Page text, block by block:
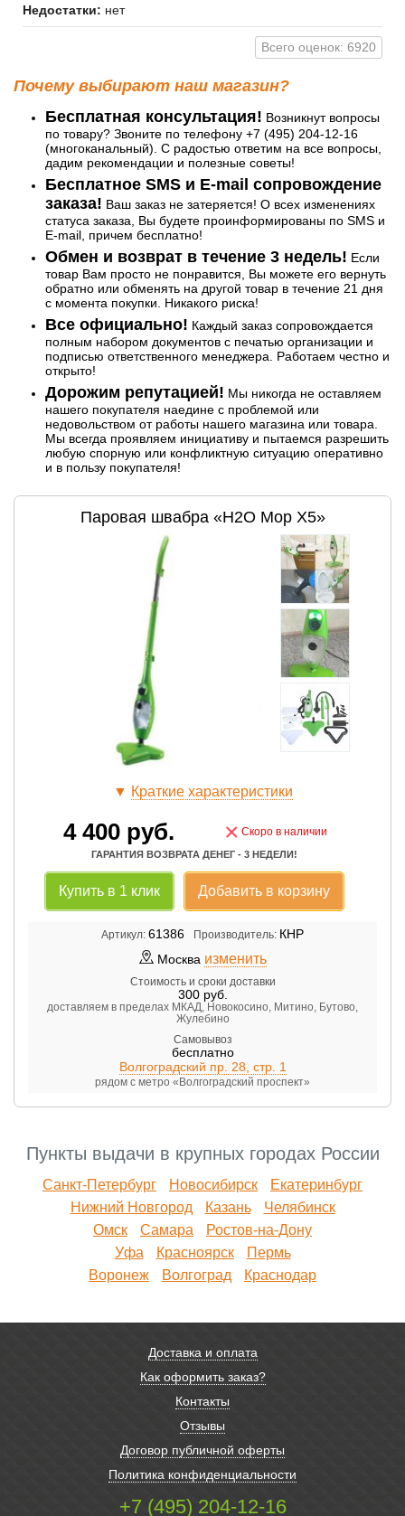
Недостатки: нет
Всего оценок: 6920
Почему выбирают наш магазин?
Бесплатная консультация! Возникнут вопросы
по товару? Звоните по телефону +7 (495) 204-12-16
(многоканальный). С радостью ответим на все вопросы,
дадим рекомендации и полезные советы!
Бесплатное SMS и E-mail сопровождение
заказа! Ваш заказ не затеряется! О всех изменениях
статуса заказа, Вы будете проинформированы по SMS и
E-mail, причем бесплатно!
Обмен и возврат в течение 3 недель! Если
товар Вам просто не понравится, Вы можете его вернуть
обратно или обменять на другой товар в течение 21 дня
с момента покупки. Никакого риска!
Все официально! Каждый заказ сопровождается
полным набором документов с печатью организации и
подписью ответственного менеджера. Работаем честно и
открыто!
Дорожим репутацией! Мы никогда не оставляем
нашего покупателя наедине с проблемой или
недовольством от работы нашего магазина или товара.
Мы всегда проявляем инициативу и пытаемся разрешить
любую спорную или конфликтную ситуацию оперативно
и в пользу покупателя!
Паровая швабра «H2O Mop X5»
▼ Краткие характеристики
4 400руб. × Скоро в наличии
ГАРАНТИЯ ВОЗВРАТА ДЕНЕГ - 3 НЕДЕЛИ!
Купить в 1 клик Добавить в корзину
Артикул: 61386 Производитель: КНР
Москва изменить
Стоимость и сроки доставки
300руб.
доставляем в пределах МКАД, Новокосино, Митино, Бутово,
Жулебино
Самовывоз
бесплатно
Волгоградский пр. 28, стр. 1
рядом с метро «Волгоградский проспект»
Пункты выдачи в крупных городах России
Санкт-Петербург Новосибирск
Екатеринбург
Нижний Новгород
Казань
Челябинск
Омск
Самара
Ростов-на-Дону
Уфа
Красноярск
Пермь
Воронеж
Волгоград Краснодар
Доставка и оплата
Как оформить заказ?
Контакты
Отзывы
Договор публичной оферты
Политика конфиденциальности
+7 (495) 204-12-16